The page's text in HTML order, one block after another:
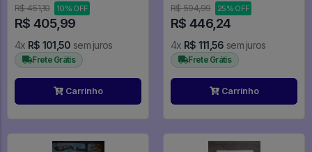
Gundam Seed Destiny
R$ 451,10 10% OFF
R$ 405,99
4x R$ 101,50 sem juros
Frete Grátis
Carrinho
Funko Pop - #160 - FUNKO
POP #160
R$ 594,99 25% OFF
R$ 446,24
4x R$ 111,56 sem juros
Frete Grátis
Carrinho